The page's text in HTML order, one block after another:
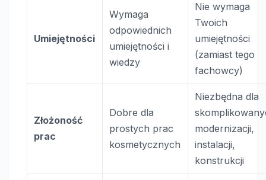
Umiejętności
Wymaga
odpowiednich
umiejętności i
wiedzy
Nie wymaga
Twoich
umiejętności
(zamiast tego
fachowcy)
Złożoność
prac
Dobre dla
prostych prac
kosmetycznych
Niezbędna dla
modernizacji,
instalacji,
konstrukcji